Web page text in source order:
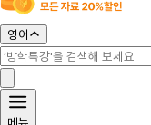
영어